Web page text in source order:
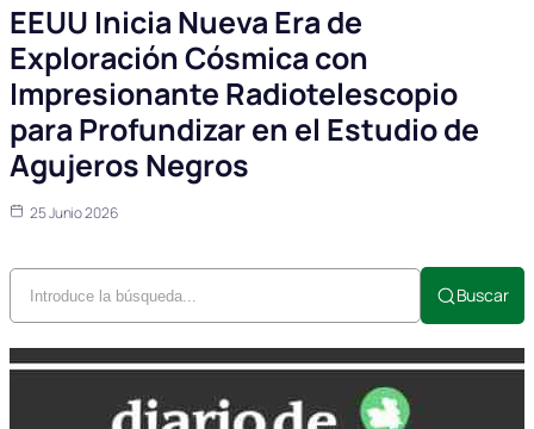
EEUU Inicia Nueva Era de
Exploración Cósmica con
Impresionante Radiotelescopio
para Profundizar en el Estudio de
Agujeros Negros
25 Junio 2026
Buscar